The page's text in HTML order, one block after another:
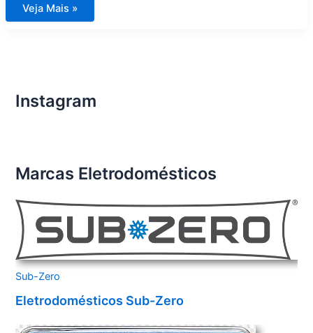
Assistência
Técnica
Veja Mais »
Instagram
Marcas Eletrodomésticos
Sub-Zero
Eletrodomésticos Sub-Zero